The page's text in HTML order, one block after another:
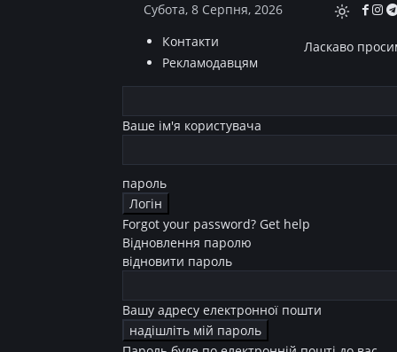
Субота, 8 Серпня, 2026
Контакти
Рекламодавцям
Ласкаво
Ваше ім'я користувача
пароль
Forgot your password? Get help
Відновлення паролю
відновити пароль
Вашу адресу електронної пошти